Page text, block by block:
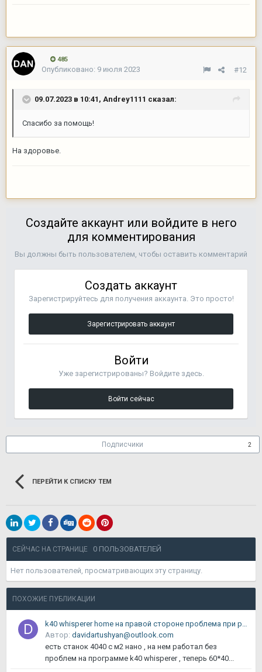
485
#12
Опубликовано: 9 июля 2023
09.07.2023 в 10:41, Andrey1111 сказал:
Спасибо за помощь!
На здоровье.
Создайте аккаунт или войдите в него
для комментирования
Вы должны быть пользователем, чтобы оставить комментарий
Создать аккаунт
Зарегистрируйтесь для получения аккаунта. Это просто!
Зарегистрировать аккаунт
Войти
Уже зарегистрированы? Войдите здесь.
Войти сейчас
Подписчики 2
ПЕРЕЙТИ К СПИСКУ ТЕМ
СЕЙЧАС НА СТРАНИЦЕ 0 ПОЛЬЗОВАТЕЛЕЙ
Нет пользователей, просматривающих эту страницу.
ПОХОЖИЕ ПУБЛИКАЦИИ
Автор: davidartushyan@outlook.com
есть станок 4040 с м2 нано , на нем работал без
проблем на программе k40 whisperer , теперь 60*40...